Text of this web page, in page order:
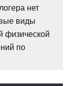
нет
виды
физической
по